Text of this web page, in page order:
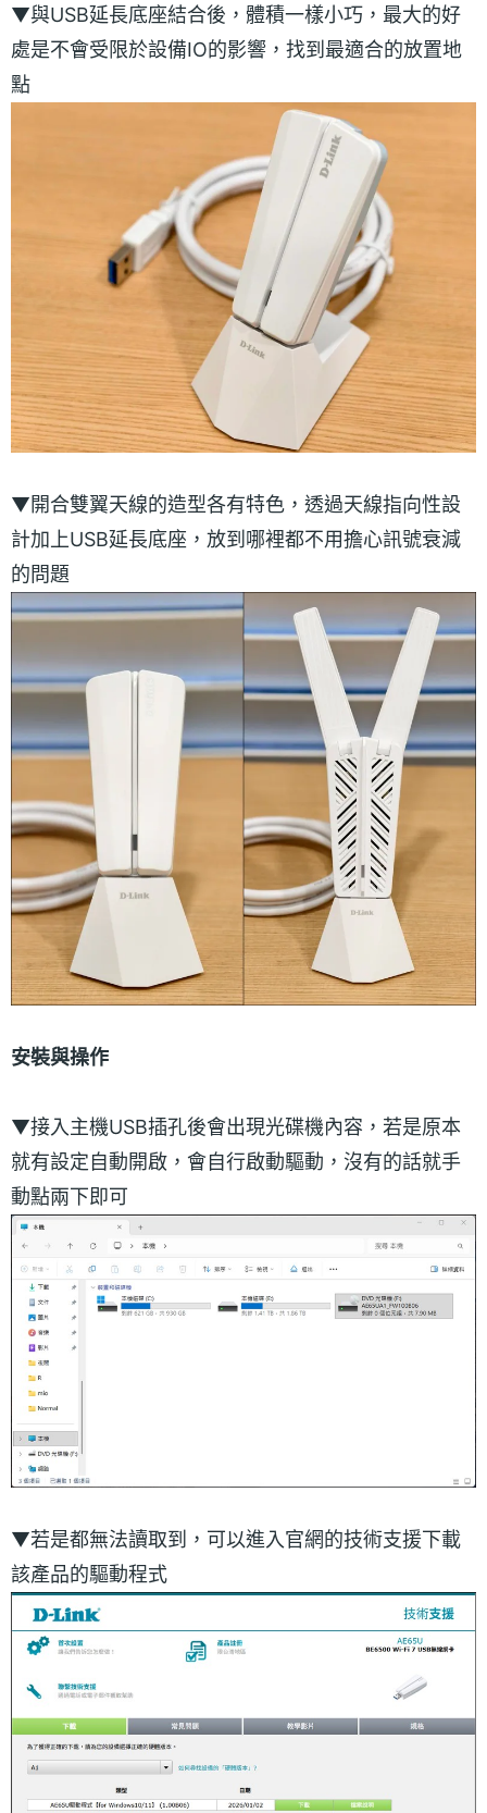
▼與USB延長底座結合後，體積一樣小巧，最大的好
處是不會受限於設備IO的影響，找到最適合的放置地
點
▼開合雙翼天線的造型各有特色，透過天線指向性設
計加上USB延長底座，放到哪裡都不用擔心訊號衰減
的問題
安裝與操作
▼接入主機USB插孔後會出現光碟機內容，若是原本
就有設定自動開啟，會自行啟動驅動，沒有的話就手
動點兩下即可
▼若是都無法讀取到，可以進入官網的技術支援下載
該產品的驅動程式